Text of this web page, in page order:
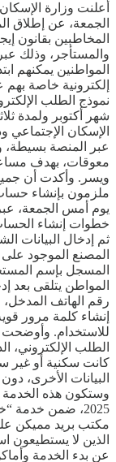
أعلنت وزارة
الجمعة، عن إطلاق
المخاطبين بقانون
والمستأجر، وذلك
المواطنين يمكنهم
إلكترونية خاصة
نموذج الطلب
شهر أكتوبر ولمدة
الإسكان الإجتماعي
عبر المنصة بسيطة،
معوقات، بهدف
ويسر. وأكدت أن جميع
ملزمون بإنشاء
خطوات إنشاء
ثم إدخال البيانات
المصنع الموجود
المسجل بإسم
المواطن يتلقى بعد
رقم الهاتف
إنشاء كلمة مرور
للاستخدام. وأوضحت
الطلب الإلكتروني،
كانت سكنية أو غير
البيانات الأخرى،
وستكون هذه الخدمة
مكتب بريد مميكن
الذين لا يستطيعون
عن بدء الخدمة